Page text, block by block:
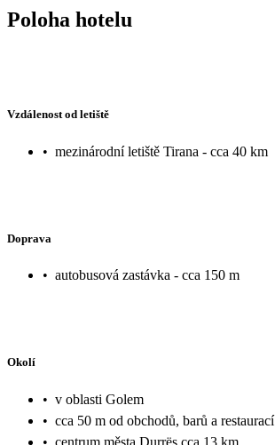
Poloha hotelu
Vzdálenost od letiště
• mezinárodní letiště Tirana - cca 40 km
Doprava
• autobusová zastávka - cca 150 m
Okolí
• v oblasti Golem
• cca 50 m od obchodů, barů a restaurací
• centrum města Durrës cca 13 km